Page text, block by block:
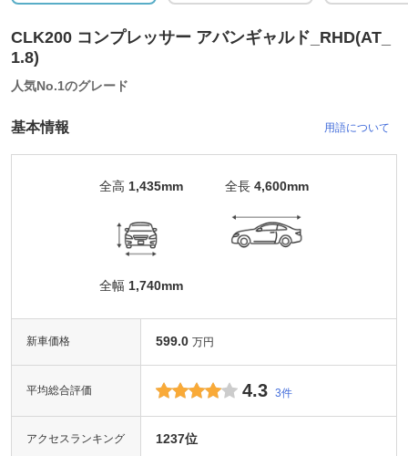
CLK200 コンプレッサー アバンギャルド_RHD(AT_
1.8)
人気No.1のグレード
基本情報 用語について
全高 1,435mm
全幅 1,740mm
全長 4,600mm
新車価格 599.0 万円
平均総合評価 4.3 3件
アクセスランキング 1237位